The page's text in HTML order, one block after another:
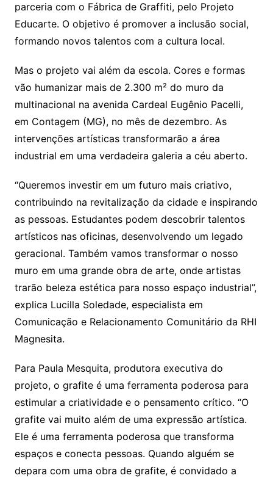
parceria com o Fábrica de Graffiti, pelo Projeto
Educarte. O objetivo é promover a inclusão social,
formando novos talentos com a cultura local.
Mas o projeto vai além da escola. Cores e formas
vão humanizar mais de 2.300 m² do muro da
multinacional na avenida Cardeal Eugênio Pacelli,
em Contagem (MG), no mês de dezembro. As
intervenções artísticas transformarão a área
industrial em uma verdadeira galeria a céu aberto.
“Queremos investir em um futuro mais criativo,
contribuindo na revitalização da cidade e inspirando
as pessoas. Estudantes podem descobrir talentos
artísticos nas oficinas, desenvolvendo um legado
geracional. Também vamos transformar o nosso
muro em uma grande obra de arte, onde artistas
trarão beleza estética para nosso espaço industrial”,
explica Lucilla Soledade, especialista em
Comunicação e Relacionamento Comunitário da RHI
Magnesita.
Para Paula Mesquita, produtora executiva do
projeto, o grafite é uma ferramenta poderosa para
estimular a criatividade e o pensamento crítico. “O
grafite vai muito além de uma expressão artística.
Ele é uma ferramenta poderosa que transforma
espaços e conecta pessoas. Quando alguém se
depara com uma obra de grafite, é convidado a